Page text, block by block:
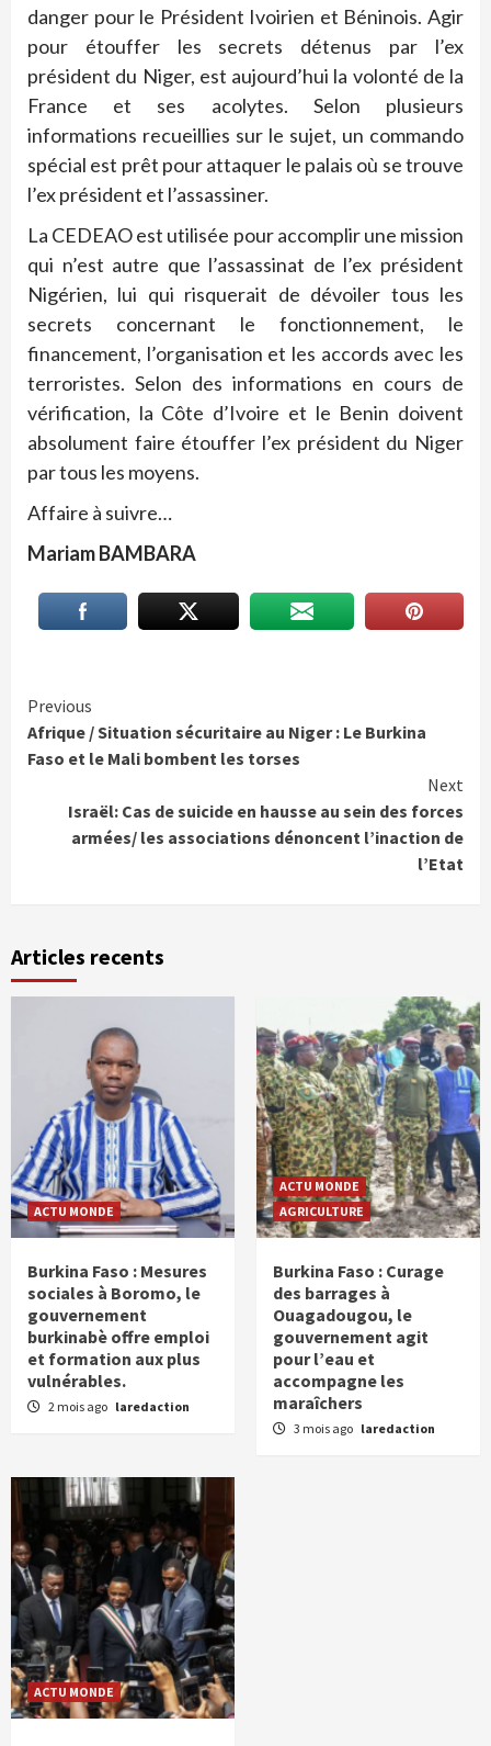
danger pour le Président Ivoirien et Béninois. Agir
pour étouffer les secrets détenus par l’ex
président du Niger, est aujourd’hui la volonté de la
France et ses acolytes. Selon plusieurs
informations recueillies sur le sujet, un commando
spécial est prêt pour attaquer le palais où se trouve
l’ex président et l’assassiner.
La CEDEAO est utilisée pour accomplir une mission
qui n’est autre que l’assassinat de l’ex président
Nigérien, lui qui risquerait de dévoiler tous les
secrets concernant le fonctionnement, le
financement, l’organisation et les accords avec les
terroristes. Selon des informations en cours de
vérification, la Côte d’Ivoire et le Benin doivent
absolument faire étouffer l’ex président du Niger
par tous les moyens.
Affaire à suivre…
Mariam BAMBARA
Continue
Reading
Previous
Afrique / Situation sécuritaire au Niger : Le Burkina
Faso et le Mali bombent les torses
Next
Israël: Cas de suicide en hausse au sein des forces
armées/ les associations dénoncent l’inaction de
l’Etat
Articles recents
ACTU MONDE
Burkina Faso : Mesures
sociales à Boromo, le
gouvernement
burkinabè offre emploi
et formation aux plus
vulnérables.
2 mois ago laredaction
ACTU MONDE
AGRICULTURE
Burkina Faso : Curage
des barrages à
Ouagadougou, le
gouvernement agit
pour l’eau et
accompagne les
maraîchers
3 mois ago laredaction
ACTU MONDE